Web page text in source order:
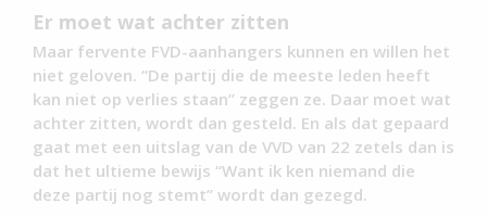
Er moet wat achter zitten
Maar fervente FVD-aanhangers kunnen en willen het
niet geloven. “De partij die de meeste leden heeft
kan niet op verlies staan” zeggen ze. Daar moet wat
achter zitten, wordt dan gesteld. En als dat gepaard
gaat met een uitslag van de VVD van 22 zetels dan is
dat het ultieme bewijs “Want ik ken niemand die
deze partij nog stemt” wordt dan gezegd.